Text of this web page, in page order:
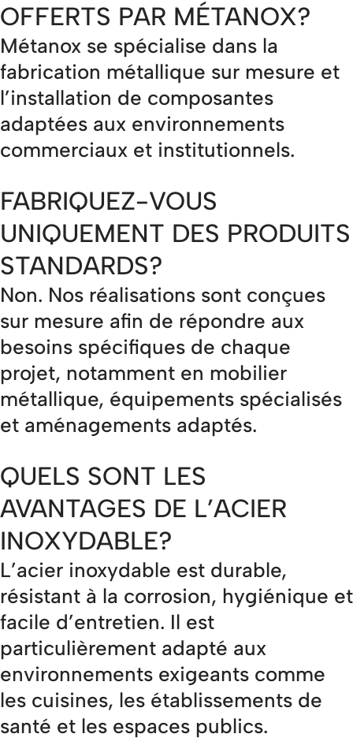
OFFERTS PAR MÉTANOX?
Métanox se spécialise dans la
fabrication métallique sur mesure et
l’installation de composantes
adaptées aux environnements
commerciaux et institutionnels.
FABRIQUEZ-VOUS
UNIQUEMENT DES PRODUITS
STANDARDS?
Non. Nos réalisations sont conçues
sur mesure afin de répondre aux
besoins spécifiques de chaque
projet, notamment en mobilier
métallique, équipements spécialisés
et aménagements adaptés.
QUELS SONT LES
AVANTAGES DE L’ACIER
INOXYDABLE?
L’acier inoxydable est durable,
résistant à la corrosion, hygiénique et
facile d’entretien. Il est
particulièrement adapté aux
environnements exigeants comme
les cuisines, les établissements de
santé et les espaces publics.